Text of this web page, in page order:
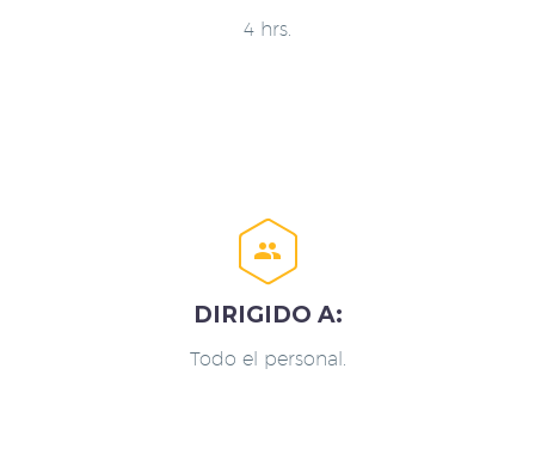
4 hrs.


DIRIGIDO A:
Todo el personal.